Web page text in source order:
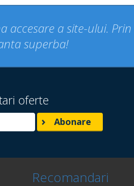
accesare a site-ului.
superba!
oferte
Recomandari